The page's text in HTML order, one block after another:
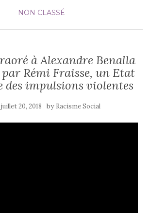
NON CLASSÉ
à Alexandre Benalla
Rémi Fraisse, un Etat
des impulsions violentes
juillet 20, 2018 by Racisme Social